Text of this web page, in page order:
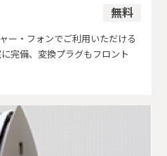
無料
ー・フォンでご利用いただける
完備、変換プラグもフロント